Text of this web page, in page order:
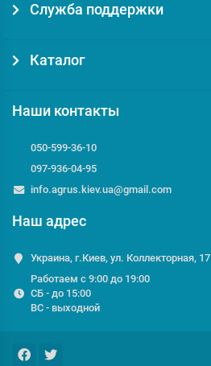
Служба поддержки
Каталог
Наши контакты
050-599-36-10
097-936-04-95
info.agrus.kiev.ua@gmail.com
Наш адрес
Украина, г.Киев, ул. Коллекторная, 17
Работаем с 9:00 до 19:00
СБ - до 15:00
ВС - выходной